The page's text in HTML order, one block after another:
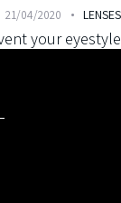
21/04/2020
your